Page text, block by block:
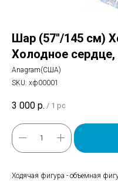
Шар (57''/145 см)
Холодное сердце,
Anagram(США)
SKU: хф00001
3 000 р. / 1 pc
Ходячая фигура - объемная